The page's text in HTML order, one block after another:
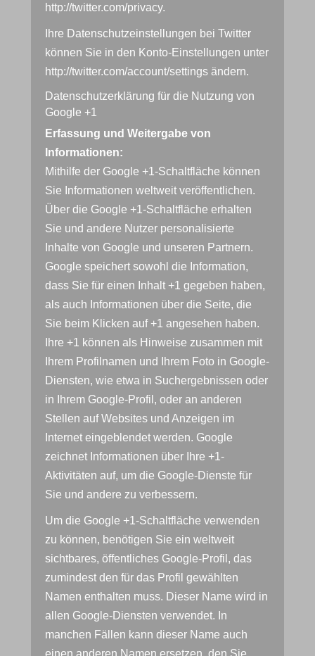
http://twitter.com/privacy.
Ihre Datenschutzeinstellungen bei Twitter
können Sie in den Konto-Einstellungen unter
http://twitter.com/account/settings ändern.
Datenschutzerklärung für die Nutzung von
Google +1
Erfassung und Weitergabe von
Informationen:
Mithilfe der Google +1-Schaltfläche können
Sie Informationen weltweit veröffentlichen.
Über die Google +1-Schaltfläche erhalten
Sie und andere Nutzer personalisierte
Inhalte von Google und unseren Partnern.
Google speichert sowohl die Information,
dass Sie für einen Inhalt +1 gegeben haben,
als auch Informationen über die Seite, die
Sie beim Klicken auf +1 angesehen haben.
Ihre +1 können als Hinweise zusammen mit
Ihrem Profilnamen und Ihrem Foto in Google-
Diensten, wie etwa in Suchergebnissen oder
in Ihrem Google-Profil, oder an anderen
Stellen auf Websites und Anzeigen im
Internet eingeblendet werden. Google
zeichnet Informationen über Ihre +1-
Aktivitäten auf, um die Google-Dienste für
Sie und andere zu verbessern.
Um die Google +1-Schaltfläche verwenden
zu können, benötigen Sie ein weltweit
sichtbares, öffentliches Google-Profil, das
zumindest den für das Profil gewählten
Namen enthalten muss. Dieser Name wird in
allen Google-Diensten verwendet. In
manchen Fällen kann dieser Name auch